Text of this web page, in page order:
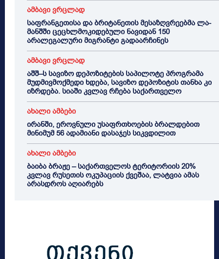
ამბავი ვრცლად
საფრანგეთისა და ბრიტანეთის მესაზღვრეებმა ლა-
მანშში ცეცხლმოკიდებული ნავიდან 150
არალეგალური მიგრანტი გადაარჩინეს
ამბავი ვრცლად
აშშ–ს სავიზო დეპოზიტების საპილოტე პროგრამა
მუდმივმოქმედი ხდება, სავიზო დეპოზიტის თანხა კი
იზრდება. სიაში კვლავ რჩება საქართველო
ახალი ამბები
ირანში, ეროვნული უსაფრთხოების ბრალდებით
მინიმუმ 56 ადამიანი დასაჯეს სიკვდილით
ახალი ამბები
ბაიბა ბრაჟე – საქართველოს ტერიტორიის 20%
კვლავ რუსეთის ოკუპაციის ქვეშაა, ლატვია ამას
არასდროს აღიარებს